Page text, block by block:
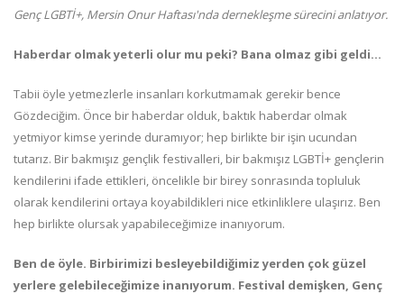
Genç LGBTİ+, Mersin Onur Haftası'nda dernekleşme sürecini anlatıyor.
Haberdar olmak yeterli olur mu peki? Bana olmaz gibi geldi…
Tabii öyle yetmezlerle insanları korkutmamak gerekir bence
Gözdeciğim. Önce bir haberdar olduk, baktık haberdar olmak
yetmiyor kimse yerinde duramıyor; hep birlikte bir işin ucundan
tutarız. Bir bakmışız gençlik festivalleri, bir bakmışız LGBTİ+ gençlerin
kendilerini ifade ettikleri, öncelikle bir birey sonrasında topluluk
olarak kendilerini ortaya koyabildikleri nice etkinliklere ulaşırız. Ben
hep birlikte olursak yapabileceğimize inanıyorum.
Ben de öyle. Birbirimizi besleyebildiğimiz yerden çok güzel
yerlere gelebileceğimize inanıyorum. Festival demişken, Genç